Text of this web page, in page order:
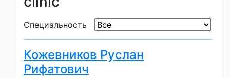
Специальность
Кожевников Руслан
Рифатович